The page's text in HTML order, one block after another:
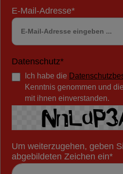
E-Mail-Adresse*
Datenschutz*
Ich habe die
Kenntnis genommen und die
mit ihnen einverstanden.
Um weiterzugehen, geben
abgebildeten Zeichen ein*